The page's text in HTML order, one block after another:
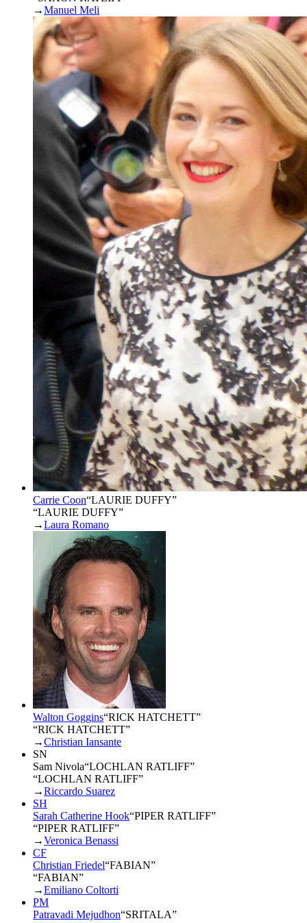
→Manuel Meli
Carrie Coon“LAURIE DUFFY”
“LAURIE DUFFY”
→Laura Romano
Walton Goggins“RICK HATCHETT”
“RICK HATCHETT”
→Christian Iansante
SN
Sam Nivola“LOCHLAN RATLIFF”
“LOCHLAN RATLIFF”
→Riccardo Suarez
SH
Sarah Catherine Hook“PIPER RATLIFF”
“PIPER RATLIFF”
→Veronica Benassi
CF
Christian Friedel“FABIAN”
“FABIAN”
→Emiliano Coltorti
PM
Patravadi Mejudhon“SRITALA”